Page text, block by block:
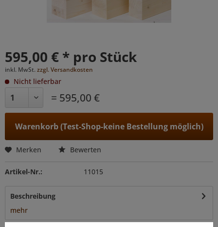
595,00 € * pro Stück
inkl. MwSt. zzgl. Versandkosten
Nicht lieferbar
= 595,00 €
Warenkorb (Test-Shop-keine Bestellung möglich)
Merken Bewerten
Artikel-Nr.: 11015
Beschreibung
mehr